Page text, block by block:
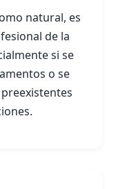
natural, es
de la
si se
o se